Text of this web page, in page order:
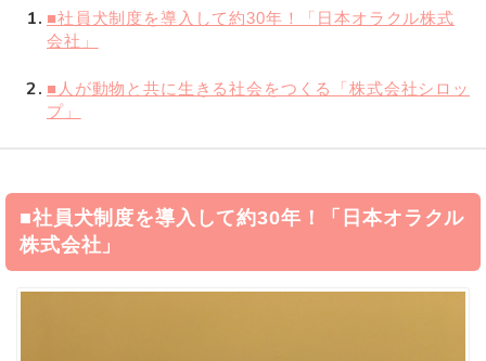
1
■社員犬制度を導入して約30年！「日本オラクル株式
会社」
2
■人が動物と共に生きる社会をつくる「株式会社シロッ
プ」
■社員犬制度を導入して約30年！「日本オラクル
株式会社」